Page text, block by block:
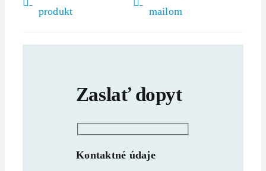
produkt
mailom
Zaslať dopyt
Kontaktné údaje